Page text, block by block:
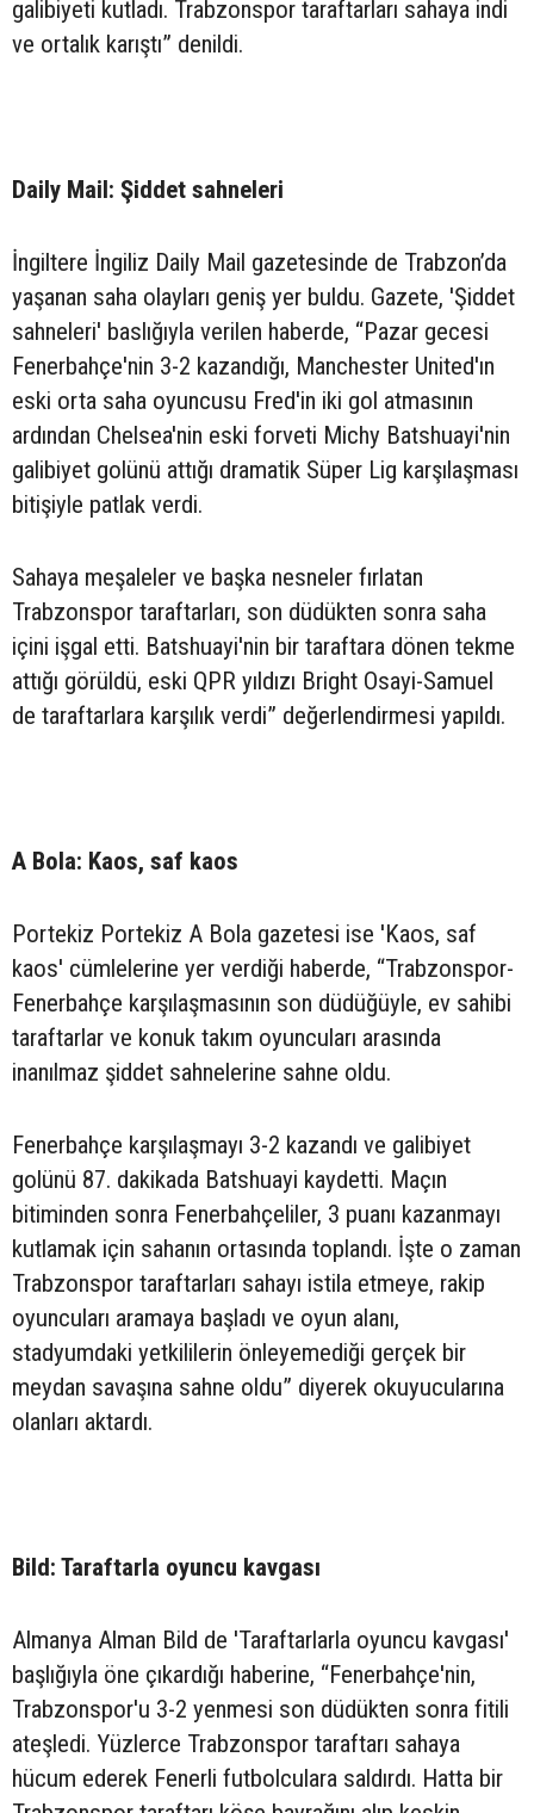
galibiyeti kutladı. Trabzonspor taraftarları sahaya indi
ve ortalık karıştı” denildi.
Daily Mail: Şiddet sahneleri
İngiltere İngiliz Daily Mail gazetesinde de Trabzon’da
yaşanan saha olayları geniş yer buldu. Gazete, 'Şiddet
sahneleri' baslığıyla verilen haberde, “Pazar gecesi
Fenerbahçe'nin 3-2 kazandığı, Manchester United'ın
eski orta saha oyuncusu Fred'in iki gol atmasının
ardından Chelsea'nin eski forveti Michy Batshuayi'nin
galibiyet golünü attığı dramatik Süper Lig karşılaşması
bitişiyle patlak verdi.
Sahaya meşaleler ve başka nesneler fırlatan
Trabzonspor taraftarları, son düdükten sonra saha
içini işgal etti. Batshuayi'nin bir taraftara dönen tekme
attığı görüldü, eski QPR yıldızı Bright Osayi-Samuel
de taraftarlara karşılık verdi” değerlendirmesi yapıldı.
A Bola: Kaos, saf kaos
Portekiz Portekiz A Bola gazetesi ise 'Kaos, saf
kaos' cümlelerine yer verdiği haberde, “Trabzonspor-
Fenerbahçe karşılaşmasının son düdüğüyle, ev sahibi
taraftarlar ve konuk takım oyuncuları arasında
inanılmaz şiddet sahnelerine sahne oldu.
Fenerbahçe karşılaşmayı 3-2 kazandı ve galibiyet
golünü 87. dakikada Batshuayi kaydetti. Maçın
bitiminden sonra Fenerbahçeliler, 3 puanı kazanmayı
kutlamak için sahanın ortasında toplandı. İşte o zaman
Trabzonspor taraftarları sahayı istila etmeye, rakip
oyuncuları aramaya başladı ve oyun alanı,
stadyumdaki yetkililerin önleyemediği gerçek bir
meydan savaşına sahne oldu” diyerek okuyucularına
olanları aktardı.
Bild: Taraftarla oyuncu kavgası
Almanya Alman Bild de 'Taraftarlarla oyuncu kavgası'
başlığıyla öne çıkardığı haberine, “Fenerbahçe'nin,
Trabzonspor'u 3-2 yenmesi son düdükten sonra fitili
ateşledi. Yüzlerce Trabzonspor taraftarı sahaya
hücum ederek Fenerli futbolculara saldırdı. Hatta bir